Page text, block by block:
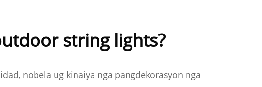
string lights?
nobela ug kinaiya nga pangdekorasyon nga